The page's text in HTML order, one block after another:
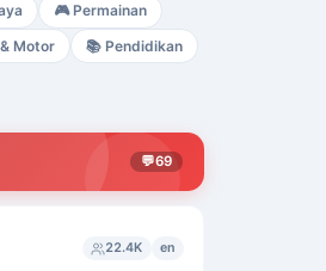
🎮 Permainan
Motor 📚 Pendidikan
💬69
22.4K en